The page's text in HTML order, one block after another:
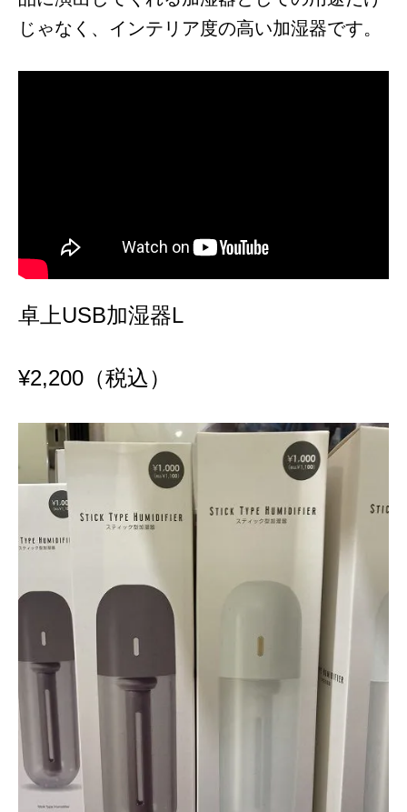
じゃなく、インテリア度の高い加湿器です。
卓上USB加湿器L
¥2,200（税込）